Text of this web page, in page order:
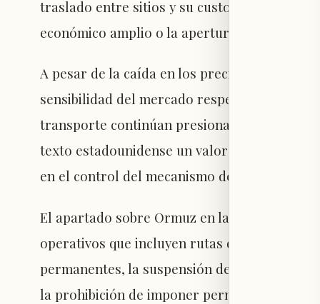
traslado entre sitios y su custodia bajo
económico amplio o la apertura estable del
A pesar de la caída en los precios del
sensibilidad del mercado respecto al
transporte continúan presionando el
texto estadounidense un valor directo que
en el control del mecanismo de tránsito.
El apartado sobre Ormuz en la enmienda
operativos que incluyen rutas de paso
permanentes, la suspensión de
la prohibición de imponer permisos de